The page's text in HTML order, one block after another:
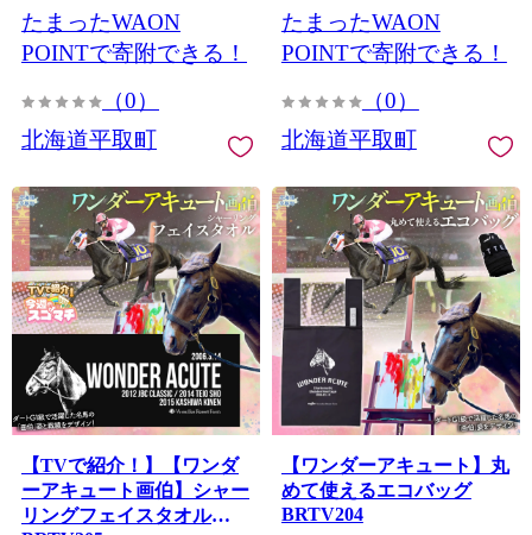
たまったWAON
POINTで寄附できる！
（0）
北海道平取町
たまったWAON
POINTで寄附できる！
（0）
北海道平取町
【TVで紹介！】【ワンダ
ーアキュート画伯】シャー
リングフェイスタオル
【ワンダーアキュート】丸
めて使えるエコバッグ
BRTV204